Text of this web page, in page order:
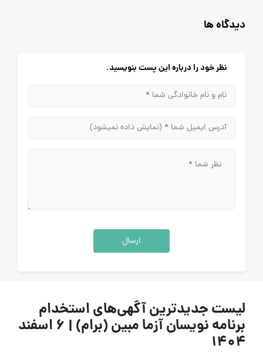
دیدگاه ها
نظر خود را درباره این پست بنویسید.
ارسال
لیست جدیدترین آگهی‌های استخدام
برنامه نویسان آزما مبین (برام) | ۶ اسفند
۱۴۰۴